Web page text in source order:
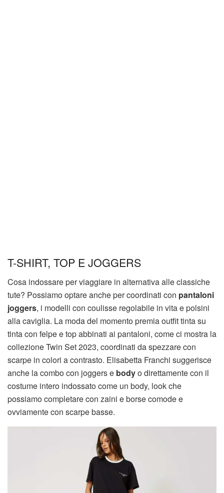
T-SHIRT, TOP E JOGGERS
Cosa indossare per viaggiare in alternativa alle classiche
tute? Possiamo optare anche per coordinati con pantaloni
joggers, i modelli con coulisse regolabile in vita e polsini
alla caviglia. La moda del momento premia outfit tinta su
tinta con felpe e top abbinati ai pantaloni, come ci mostra la
collezione Twin Set 2023, coordinati da spezzare con
scarpe in colori a contrasto. Elisabetta Franchi suggerisce
anche la combo con joggers e bodyo direttamente con il
costume intero indossato come un body, look che
possiamo completare con zaini e borse comode e
ovviamente con scarpe basse.